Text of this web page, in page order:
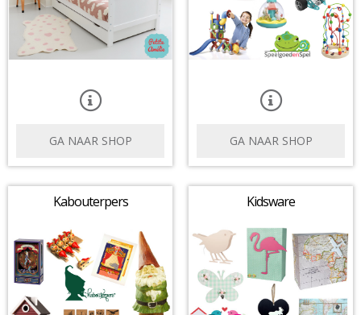
GA NAAR SHOP GA NAAR SHOP
Kabouterpers Kidsware